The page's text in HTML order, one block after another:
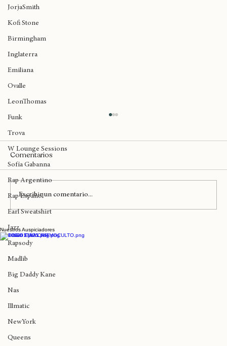
jazz
JorjaSmith
Kofi Stone
Birmingham
Inglaterra
Emiliana
Ovalle
LeonThomas
Funk
Trova
W Lounge Sessions
Sofía Gabanna
Rap Argentino
Rap Español
Earl Sweatshirt
Jazz
Rapsody
Madlib
Big Daddy Kane
Nas
Illmatic
NewYork
Lauryn Hill y Erykah Badu llegan mañana
Comentarios
Nuestros Auspiciadores